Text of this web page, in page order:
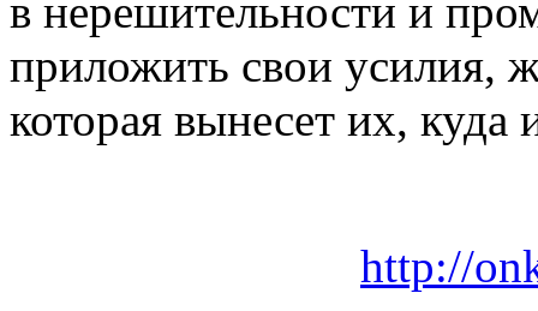
в нерешительности и
приложить свои усилия,
которая вынесет их,
http://